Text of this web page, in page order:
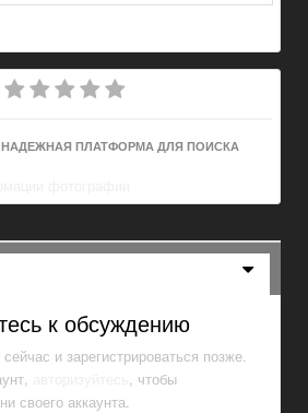
ПЛАТФОРМА ДЛЯ ПОИСКА
к обсуждению
и зарегистрироваться позже.
, чтобы
своего аккаунта.